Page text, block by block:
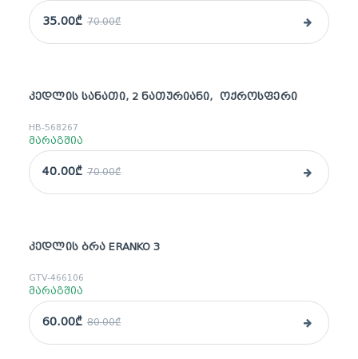
35.00₾ 70.00₾
sale
ᲙᲔᲓᲚᲘᲡ ᲡᲐᲜᲐᲗᲘ, 2 ᲜᲐᲗᲣᲠᲘᲐᲜᲘ, ᲝᲥᲠᲝᲡᲤᲔᲠᲘ
HB-568267
მარაგშია
40.00₾ 70.00₾
sale
ᲙᲔᲓᲚᲘᲡ ᲑᲠᲐ ERANKO 3
GTV-466106
მარაგშია
60.00₾ 80.00₾